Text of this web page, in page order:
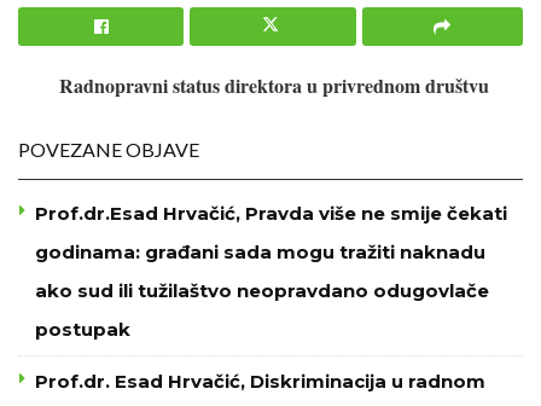
Radnopravni status direktora u privrednom društvu
POVEZANE OBJAVE
Prof.dr.Esad Hrvačić, Pravda više ne smije čekati
godinama: građani sada mogu tražiti naknadu
ako sud ili tužilaštvo neopravdano odugovlače
postupak
Prof.dr. Esad Hrvačić, Diskriminacija u radnom